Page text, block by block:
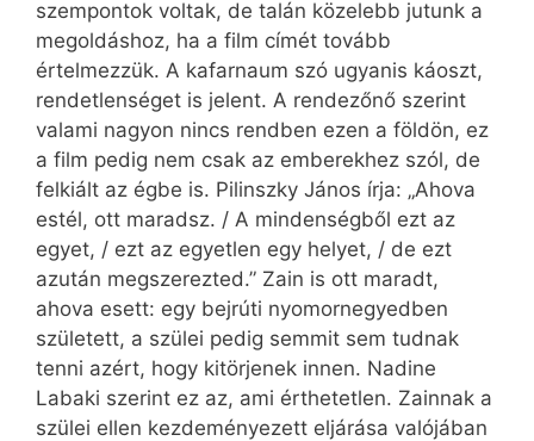
szempontok voltak, de talán közelebb jutunk a
megoldáshoz, ha a film címét tovább
értelmezzük. A kafarnaum szó ugyanis káoszt,
rendetlenséget is jelent. A rendezőnő szerint
valami nagyon nincs rendben ezen a földön, ez
a film pedig nem csak az emberekhez szól, de
felkiált az égbe is. Pilinszky János írja: „Ahova
estél, ott maradsz. / A mindenségből ezt az
egyet, / ezt az egyetlen egy helyet, / de ezt
azután megszerezted.” Zain is ott maradt,
ahova esett: egy bejrúti nyomornegyedben
született, a szülei pedig semmit sem tudnak
tenni azért, hogy kitörjenek innen. Nadine
Labaki szerint ez az, ami érthetetlen. Zainnak a
szülei ellen kezdeményezett eljárása valójában